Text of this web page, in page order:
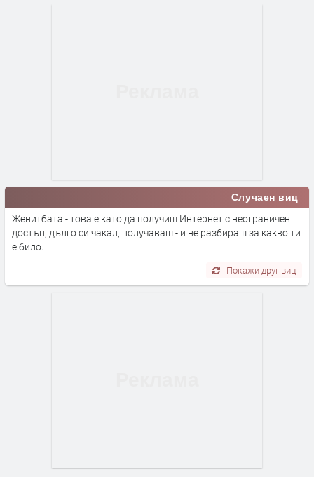
Случаен виц
Женитбата - това е като да получиш Интернет с неограничен
достъп, дълго си чакал, получаваш - и не разбираш за какво ти
е било.
Покажи друг виц